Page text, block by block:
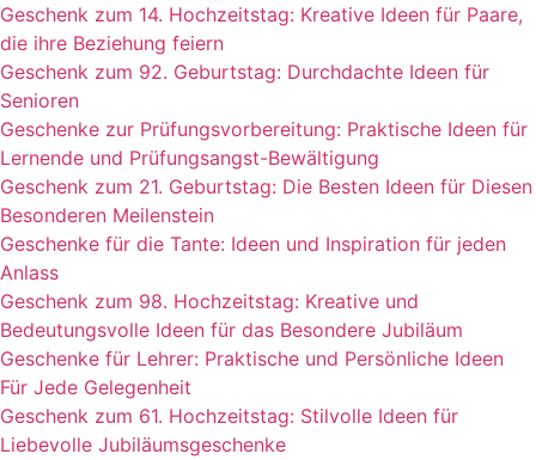
Geschenk zum 14. Hochzeitstag: Kreative Ideen für Paare,
die ihre Beziehung feiern
Geschenk zum 92. Geburtstag: Durchdachte Ideen für
Senioren
Geschenke zur Prüfungsvorbereitung: Praktische Ideen für
Lernende und Prüfungsangst-Bewältigung
Geschenk zum 21. Geburtstag: Die Besten Ideen für Diesen
Besonderen Meilenstein
Geschenke für die Tante: Ideen und Inspiration für jeden
Anlass
Geschenk zum 98. Hochzeitstag: Kreative und
Bedeutungsvolle Ideen für das Besondere Jubiläum
Geschenke für Lehrer: Praktische und Persönliche Ideen
Für Jede Gelegenheit
Geschenk zum 61. Hochzeitstag: Stilvolle Ideen für
Liebevolle Jubiläumsgeschenke